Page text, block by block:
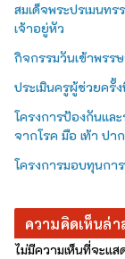
สมเด็จพระปรเมนท
เจ้าอยู่หัว
กิจกรรมวันเข้าพร
ประเมินครูผู้ช่วยครั้
โครงการป้องกันแล
จากโรค มือ เท้า ปาก
โครงการมอบทุนกา
ความคิดเห็นล่า
ไม่มีความเห็นที่จะแส